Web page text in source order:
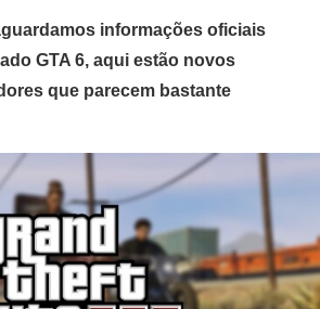
informações oficiais
GTA 6, aqui estão novos
que parecem bastante